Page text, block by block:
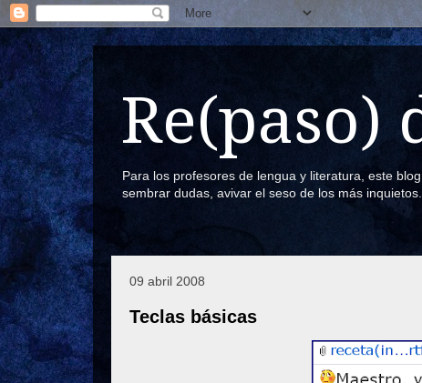
Re(paso)
Para los profesores de lengua y literatura, este
sembrar dudas, avivar el seso de los más inquietos.
09 abril 2008
Teclas básicas